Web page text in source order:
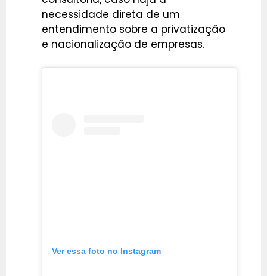
necessidade direta de um
entendimento sobre a privatização
e nacionalização de empresas.
Ver essa foto no Instagram